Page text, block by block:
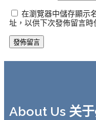
在瀏覽器中儲存顯示
址，以供下次發佈留言時
About Us 关